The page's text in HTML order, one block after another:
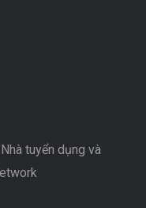
tuyển dụng và